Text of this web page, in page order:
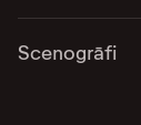
Scenogrāfi